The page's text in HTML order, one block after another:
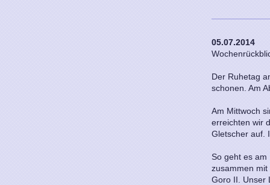
05.07.2014
Der Ruhetag
schonen. Am
Am Mittwoch
erreichten wir
Gletscher auf.
So geht es am
zusammen
Goro II. Unser